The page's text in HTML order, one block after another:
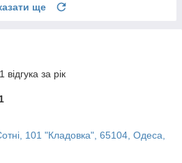
ще
за рік
101 "Кладовка", 65104, Одеса,